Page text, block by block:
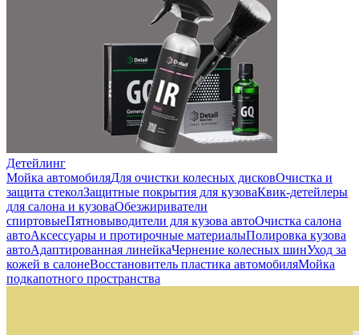
Детейлинг
Мойка автомобиляДля очистки колесных дисковОчистка и
защита стеколЗащитные покрытия для кузоваКвик-детейлеры
для салона и кузоваОбезжириватели
спиртовыеПятновыводители для кузова автоОчистка салона
автоАксессуары и протирочные материалыПолировка кузова
автоАдаптированная линейкаЧернение колесных шинУход за
кожей в салонеВосстановитель пластика автомобиляМойка
подкапотного пространства